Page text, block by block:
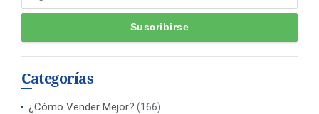
Categorías
¿Cómo Vender Mejor? (166)